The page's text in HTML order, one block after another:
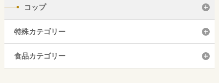
コップ
特殊カテゴリー
食品カテゴリー